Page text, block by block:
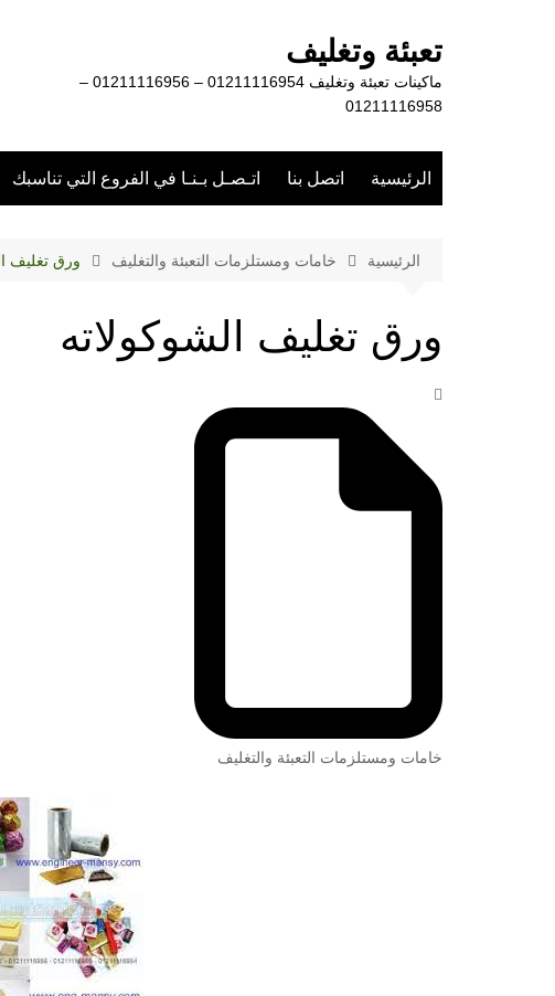
تعبئة وتغليف
ماكينات تعبئة وتغليف 01211116954 – 01211116956 –
01211116958
الرئيسية اتصل بنا اتـصـل بـنـا في الفروع التي تناسبك
الرئيسية خامات ومستلزمات التعبئة والتغليف ورق تغليف
ورق تغليف الشوكولاته
خامات ومستلزمات التعبئة والتغليف